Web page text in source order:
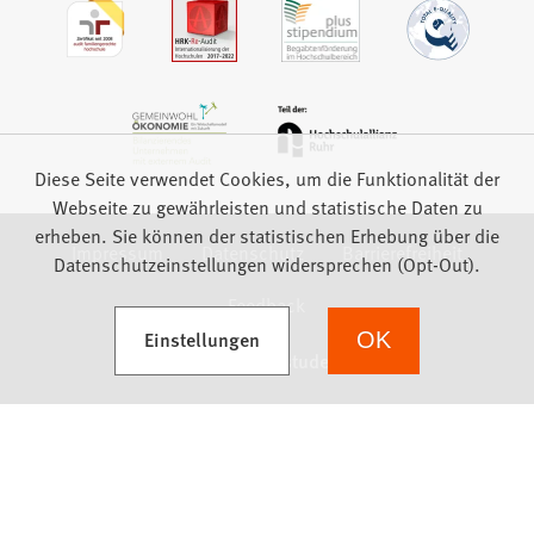
Impressum Datenschutz
Barrierefreiheit
Feedback
Diese Seite verwendet Cookies, um die Funktionalität der
Webseite zu gewährleisten und statistische Daten zu
erheben. Sie können der statistischen Erhebung über die
Datenschutzeinstellungen widersprechen (Opt-Out).
Einstellungen
(Öffnet in einem neuen Tab) OK